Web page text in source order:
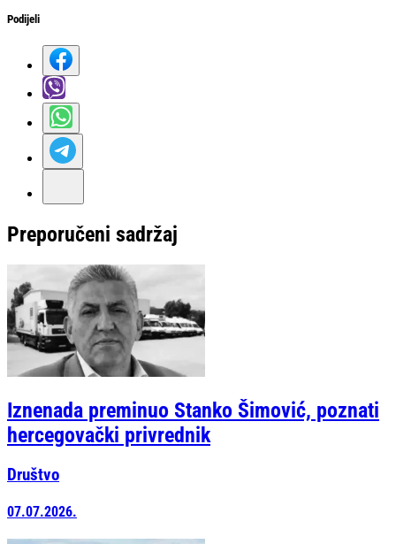
Podijeli
Preporučeni sadržaj
Iznenada preminuo Stanko Šimović, poznati
hercegovački privrednik
Društvo
07.07.2026.